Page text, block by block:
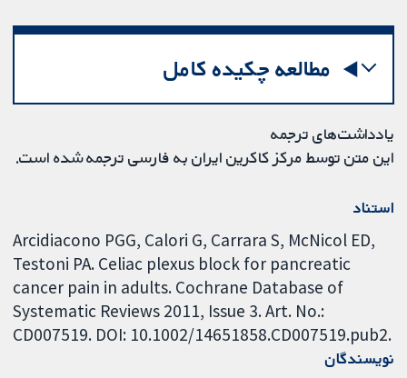
مطالعه چکیده کامل
یادداشت‌های ترجمه
این متن توسط مرکز کاکرین ایران به فارسی ترجمه شده است.
استناد
Arcidiacono PGG, Calori G, Carrara S, McNicol ED,
Testoni PA. Celiac plexus block for pancreatic
cancer pain in adults. Cochrane Database of
Systematic Reviews 2011, Issue 3. Art. No.:
CD007519. DOI: 10.1002/14651858.CD007519.pub2.
نویسندگان